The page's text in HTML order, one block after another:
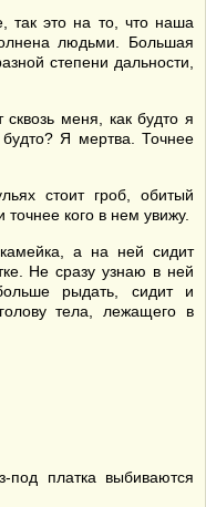
так это на то, что наша
людьми. Большая
степени дальности,
меня, как будто я
Я мертва. Точнее
стоит гроб, обитый
кого в нем увижу.
а на ней сидит
Не сразу узнаю в ней
рыдать, сидит и
тела, лежащего в
под платка выбиваются